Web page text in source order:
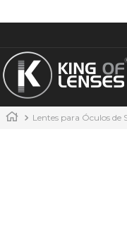
Lentes para Óculos de